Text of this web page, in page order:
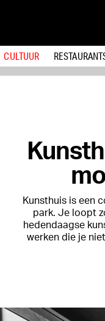
CULTUUR
Kunsthuis is een
park. Je loopt
hedendaagse
werken die je